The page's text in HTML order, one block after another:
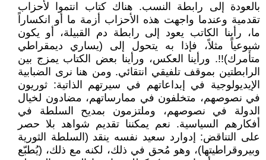
بالعودة إلى رابطة النسب. هناك كتاب انتموا لأحزاب
تقدمية وعندما واجهت هذه الأحزاب أزمة ما أو انكساراً
ما، رأينا الكاتب يعود إلى رابطة دم القبيلة، أو يكون
شيوعياً مثلاً، فإذا به يتحول إلى (يساري ديمقراطي
متأمرك)!!. ورأينا العكس، ورأينا بعض الكتاب يمزج بين
الرابطتين بموقف تلفيقي انتقائي. ومن هنا نرى الضبابية
الإيديولوجية في إبداعاتهم في سيرتهم الذاتية: ثوريون
في نصوصهم، متخلفون في ممارساتهم، مضادون لخيال
الدولة في نصوصهم، وملتزمون بمديح السلطة في
أفكارهم السياسية. نعم يمكننا تقديم شواهد بلا حصر
على التناقض: إدوارد سعيد نفسه ينقد (السلطة الثورية
وبيروقراطيتها)، وهو مُحق في ذلك، لكنه مع ذلك، (يُطبّع